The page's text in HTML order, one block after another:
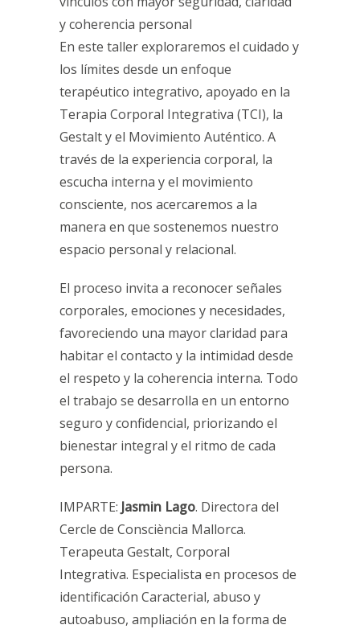
y coherencia personal
En este taller exploraremos el cuidado y
los límites desde un enfoque
terapéutico integrativo, apoyado en la
Terapia Corporal Integrativa (TCI), la
Gestalt y el Movimiento Auténtico. A
través de la experiencia corporal, la
escucha interna y el movimiento
consciente, nos acercaremos a la
manera en que sostenemos nuestro
espacio personal y relacional.
El proceso invita a reconocer señales
corporales, emociones y necesidades,
favoreciendo una mayor claridad para
habitar el contacto y la intimidad desde
el respeto y la coherencia interna. Todo
el trabajo se desarrolla en un entorno
seguro y confidencial, priorizando el
bienestar integral y el ritmo de cada
persona.
IMPARTE: Jasmin Lago. Directora del
Cercle de Consciència Mallorca.
Terapeuta Gestalt, Corporal
Integrativa. Especialista en procesos de
identificación Caracterial, abuso y
autoabuso, ampliación en la forma de